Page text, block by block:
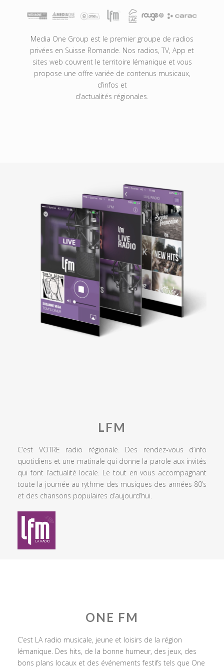
Media One Group est le premier groupe de radios
privées en Suisse Romande. Nos radios, TV, App et
sites web couvrent le territoire lémanique et vous
propose une offre variée de contenus musicaux,
d’infos et
d’actualités régionales.
LFM
C’est VOTRE radio régionale. Des rendez-vous d’info
quotidiens et une matinale qui donne la parole aux invités
qui font l’actualité locale. Le tout en vous accompagnant
toute la journée au rythme des musiques des années 80’s
et des chansons populaires d’aujourd’hui.
ONE FM
C’est LA radio musicale, jeune et loisirs de la région
lémanique. Des hits, de la bonne humeur, des jeux, des
bons plans locaux et des événements festifs tels que One